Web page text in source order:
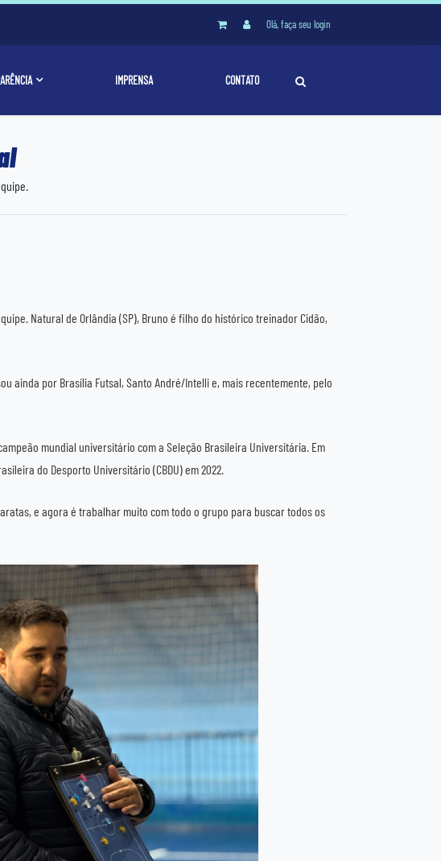
Olá, faça seu login
IMPRENSA CONTATO
Natural de Orlândia (SP), Bruno é filho do histórico treinador Cidão,
ainda por Brasília Futsal, Santo André/Intelli e, mais recentemente, pelo
mundial universitário com a Seleção Brasileira Universitária. Em
do Desporto Universitário (CBDU) em 2022.
e agora é trabalhar muito com todo o grupo para buscar todos os